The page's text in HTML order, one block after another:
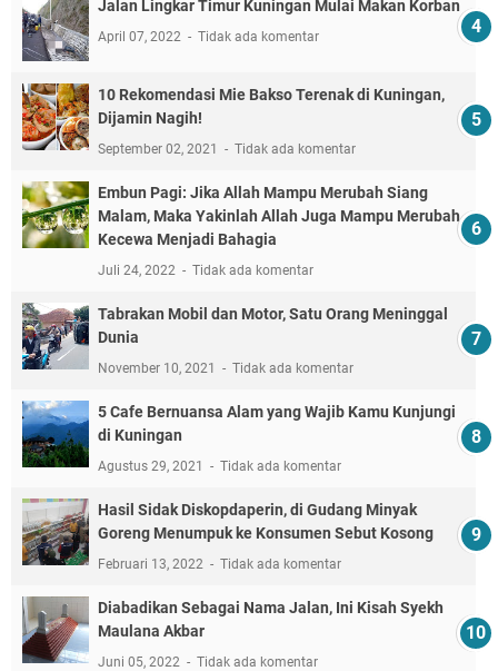
Jalan Lingkar Timur Kuningan Mulai Makan Korban
April 07, 2022 Tidak ada komentar
10 Rekomendasi Mie Bakso Terenak di Kuningan,
Dijamin Nagih!
September 02, 2021 Tidak ada komentar
Embun Pagi: Jika Allah Mampu Merubah Siang
Malam, Maka Yakinlah Allah Juga Mampu Merubah
Kecewa Menjadi Bahagia
Juli 24, 2022 Tidak ada komentar
Tabrakan Mobil dan Motor, Satu Orang Meninggal
Dunia
November 10, 2021 Tidak ada komentar
5 Cafe Bernuansa Alam yang Wajib Kamu Kunjungi
di Kuningan
Agustus 29, 2021 Tidak ada komentar
Hasil Sidak Diskopdaperin, di Gudang Minyak
Goreng Menumpuk ke Konsumen Sebut Kosong
Februari 13, 2022 Tidak ada komentar
Diabadikan Sebagai Nama Jalan, Ini Kisah Syekh
Maulana Akbar
Juni 05, 2022 Tidak ada komentar